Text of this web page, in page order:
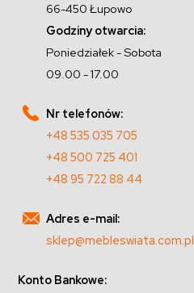
66-450 Łupowo
Godziny otwarcia:
Poniedziałek - Sobota
09.00 - 17.00
Nr telefonów:
+48 535 035 705
+48 500 725 401
+48 95 722 88 44
Adres e-mail:
sklep@mebleswiata.com.pl
Konto Bankowe: